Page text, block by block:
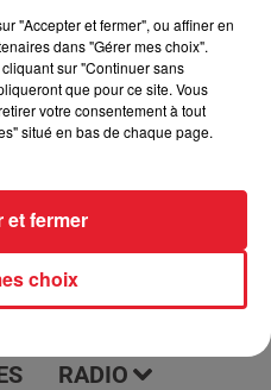
MUSIQUES
RADIO
"Accepter et fermer", ou affiner en
dans "Gérer mes choix".
sur "Continuer sans
que pour ce site. Vous
votre consentement à tout
situé en bas de chaque page.
choix
et fermer